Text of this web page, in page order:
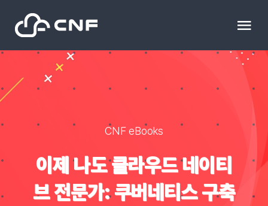
content
문의하기
CNF eBooks
이제 나도 클라우드 네이티
브 전문가: 쿠버네티스 구축